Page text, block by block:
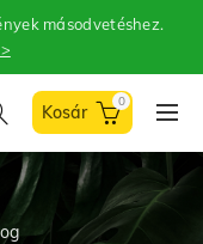
másodvetéshez.
0